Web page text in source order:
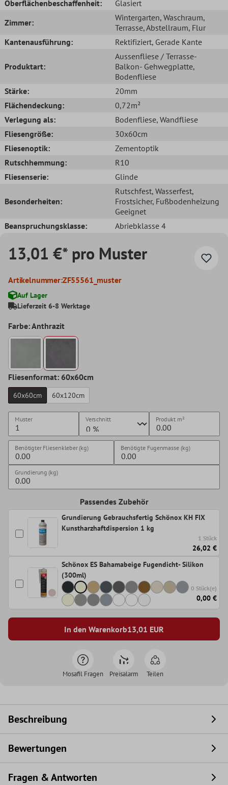
Oberflächenbeschaffenheit:
Glasiert
Zimmer:
Wintergarten, Waschraum,
Terrasse, Abstellraum, Flur
Kantenausführung:
Rektifiziert, Gerade Kante
Produktart:
Aussenfliese / Terrasse-
Balkon- Gehwegplatte,
Bodenfliese
Stärke:
20mm
Flächendeckung:
0,72m²
Verlegung als:
Bodenfliese, Wandfliese
Fliesengröße:
30x60cm
Fliesenoptik:
Zementoptik
Rutschhemmung:
R10
Fliesenserie:
Glinde
Besonderheiten:
Rutschfest, Wasserfest,
Frostsicher, Fußbodenheizung
Geeignet
Beanspruchungsklasse:
Abriebklasse 4
13,01 €* pro Muster
Artikelnummer:ZF55561_muster
Auf Lager
Lieferzeit 6-8 Werktage
Farbe: Anthrazit
Fliesenformat: 60x60cm
60x60cm 60x120cm
Muster Verschnitt Produkt m²
Benötigter Fliesenkleber (kg) Benötigte Fugenmasse (kg)
Grundierung (kg)
Passendes Zubehör
Grundierung Gebrauchsfertig Schönox KH FIX
Kunstharzhaftdispersion 1 kg
1 Stück
26,02 €
Schönox ES Bahamabeige Fugendicht- Silikon
(300ml)
0 Stück(e)
0,00 €
In den Warenkorb13,01 EUR
Mosafil Fragen Preisalarm Teilen
Beschreibung
Bewertungen
Fragen & Antworten